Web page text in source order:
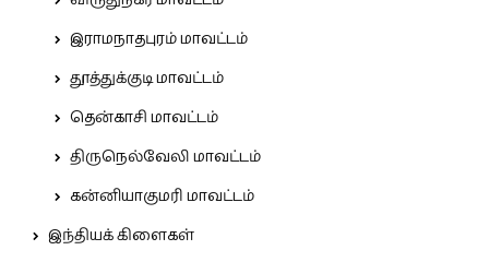
இராமநாதபுரம் மாவட்டம்
தூத்துக்குடி மாவட்டம்
தென்காசி மாவட்டம்
திருநெல்வேலி மாவட்டம்
கன்னியாகுமரி மாவட்டம்
இந்தியக் கிளைகள்